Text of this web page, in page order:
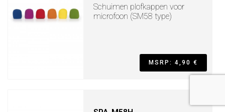
Schuimen plofkappen voor
microfoon (SM58 type)
MSRP: 4,90 €